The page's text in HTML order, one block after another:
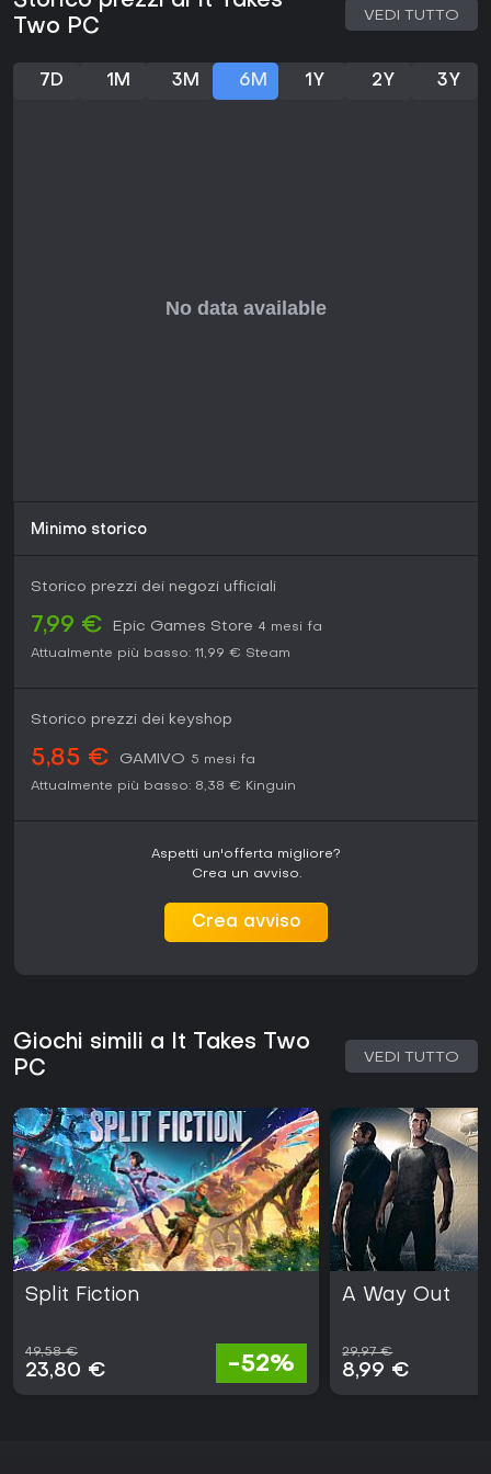
degli utenti su piattaforme come IMDb e Reddit ne lodano lo
stile artistico whimsy, le sfide variegate e l'idoneità per
"meraviglioso e divertente" e voti intorno a 9/10 nelle
discussioni community. Il gioco non ha update o stagioni in
Two PC
VEDI TUTTO
7D 1M 3M 6M 1Y 2Y 3Y
Minimo storico
Storico prezzi dei negozi ufficiali
7,99 € Epic Games Store 4 mesi fa
Attualmente più basso: 11,99 € Steam
Storico prezzi dei keyshop
5,85 € GAMIVO 5 mesi fa
Attualmente più basso: 8,38 € Kinguin
Aspetti un'offerta migliore?
Crea un avviso.
Crea avviso
Giochi simili a It Takes Two
PC
VEDI TUTTO
Split Fiction
49,58 €
23,80 € -52%
A Way Out
29,97 €
8,99 €